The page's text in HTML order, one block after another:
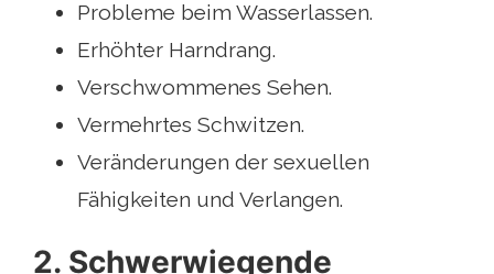
Probleme beim Wasserlassen.
Erhöhter Harndrang.
Verschwommenes Sehen.
Vermehrtes Schwitzen.
Veränderungen der sexuellen
Fähigkeiten und Verlangen.
2. Schwerwiegende